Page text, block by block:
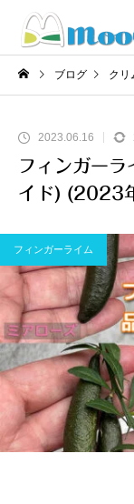
ブログ クリ
2023.06.16
フィンガー
イド) (2023
フィンガーライム